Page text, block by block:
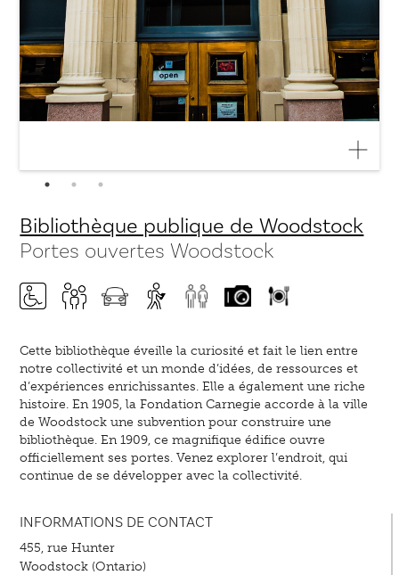
Bibliothèque publique de Woodstock
Portes ouvertes Woodstock
Cette bibliothèque éveille la curiosité et fait le lien entre
notre collectivité et un monde d’idées, de ressources et
d’expériences enrichissantes. Elle a également une riche
histoire. En 1905, la Fondation Carnegie accorde à la ville
de Woodstock une subvention pour construire une
bibliothèque. En 1909, ce magnifique édifice ouvre
officiellement ses portes. Venez explorer l’endroit, qui
continue de se développer avec la collectivité.
INFORMATIONS DE CONTACT
455, rue Hunter
Woodstock (Ontario)